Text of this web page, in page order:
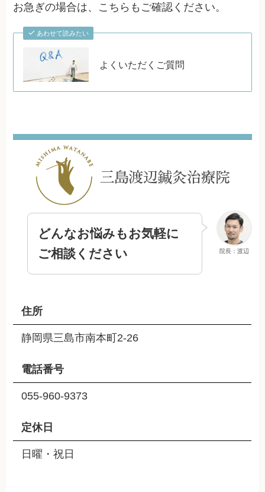
お急ぎの場合は、こちらもご確認ください。
あわせて読みたい
よくいただくご質問
院長：渡辺
どんなお悩みもお気軽に
ご相談ください
住所
静岡県三島市南本町2-26
電話番号
055-960-9373
定休日
日曜・祝日